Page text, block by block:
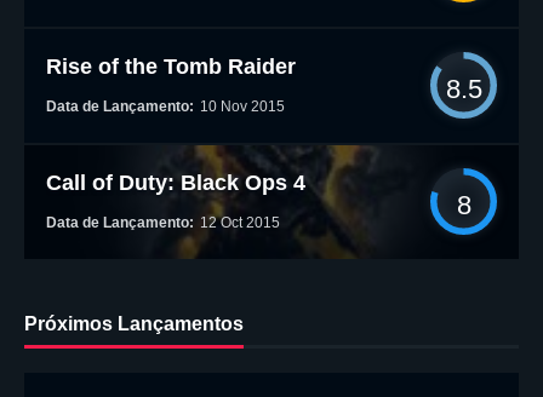
Rise of the Tomb Raider
Data de Lançamento: 10 Nov 2015
8.5
Call of Duty: Black Ops 4
Data de Lançamento: 12 Oct 2015
8
Próximos Lançamentos